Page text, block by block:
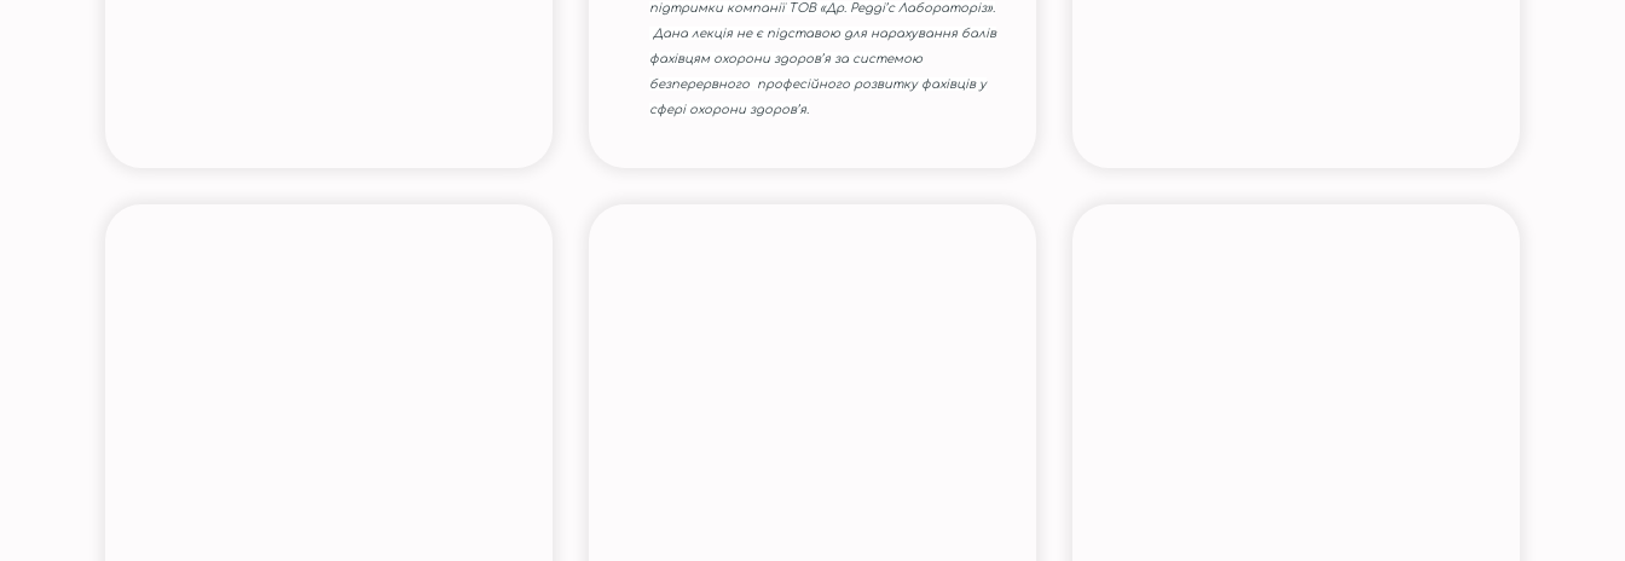
підтримки компанії ТОВ «Др. Редді’с Лабораторіз».
Дана лекція не є підставою для нарахування балів
фахівцям охорони здоров’я за системою
безперервного професійного розвитку фахівців у
сфері охорони здоров’я.